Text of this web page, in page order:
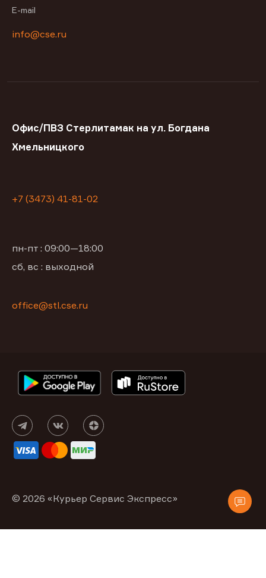
E-mail
info@cse.ru
Офис/ПВЗ Стерлитамак на ул. Богдана
Хмельницкого
+7 (3473) 41-81-02
пн-пт : 09:00—18:00
сб, вс : выходной
office@stl.cse.ru
© 2026 «Курьер Сервис Экспресс»